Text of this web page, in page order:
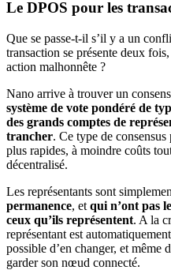
Le DPOS pour les
Que se passe-t-il s’il y a un
transaction se présente deux
action malhonnête ?
Nano arrive à trouver un
système de vote pondéré de
des grands comptes de
trancher. Ce type de
plus rapides, à moindre coûts
décentralisé.
Les représentants sont
permanence, et qui n’ont pas
ceux qu’ils représentent. A la
représentant est
possible d’en changer, et même
garder son nœud connecté.